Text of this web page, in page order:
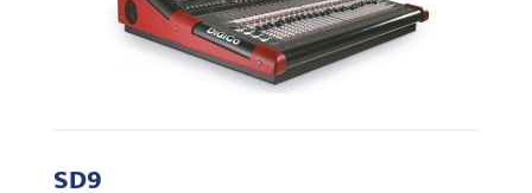
SD9